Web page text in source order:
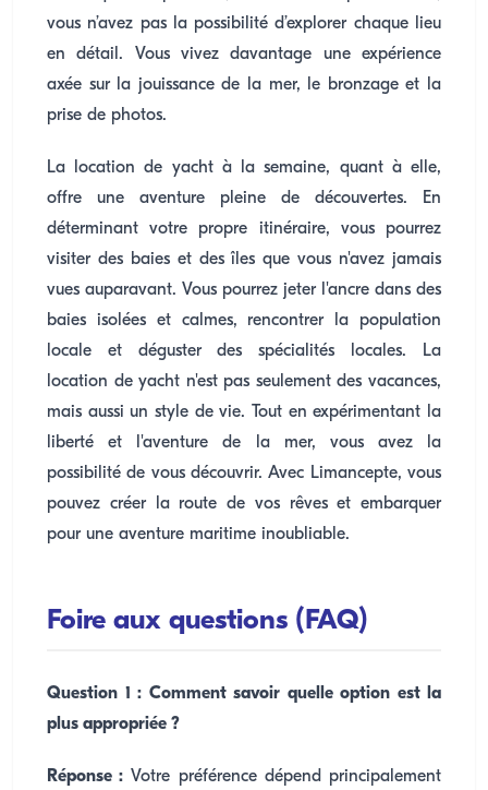
vous n’avez pas la possibilité d’explorer chaque lieu
en détail. Vous vivez davantage une expérience
axée sur la jouissance de la mer, le bronzage et la
prise de photos.
La location de yacht à la semaine, quant à elle,
offre une aventure pleine de découvertes. En
déterminant votre propre itinéraire, vous pourrez
visiter des baies et des îles que vous n'avez jamais
vues auparavant. Vous pourrez jeter l'ancre dans des
baies isolées et calmes, rencontrer la population
locale et déguster des spécialités locales. La
location de yacht n'est pas seulement des vacances,
mais aussi un style de vie. Tout en expérimentant la
liberté et l'aventure de la mer, vous avez la
possibilité de vous découvrir. Avec Limancepte, vous
pouvez créer la route de vos rêves et embarquer
pour une aventure maritime inoubliable.
Foire aux questions (FAQ)
Question 1 : Comment savoir quelle option est la
plus appropriée ?
Réponse : Votre préférence dépend principalement